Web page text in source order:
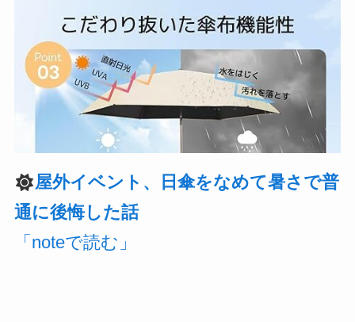
屋外イベント、日傘をなめて暑さで普
通に後悔した話
「noteで読む」